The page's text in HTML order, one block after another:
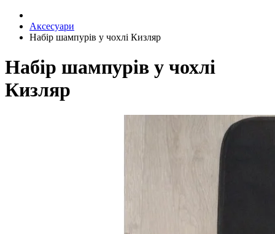
Аксесуари
Набір шампурів у чохлі Кизляр
Набір шампурів у чохлі
Кизляр